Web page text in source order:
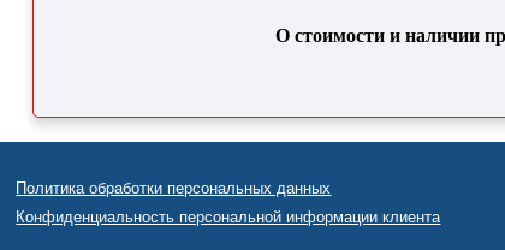
О стоимости и наличии
Политика обработки персональных данных
Конфиденциальность персональной информации клиента